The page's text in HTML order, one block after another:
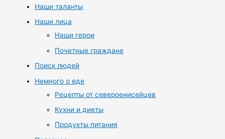
Наши таланты
Наши лица
Наши герои
Почетные граждане
Поиск людей
Немного о еде
Рецепты от североенисейцев
Кухни и диеты
Продукты питания